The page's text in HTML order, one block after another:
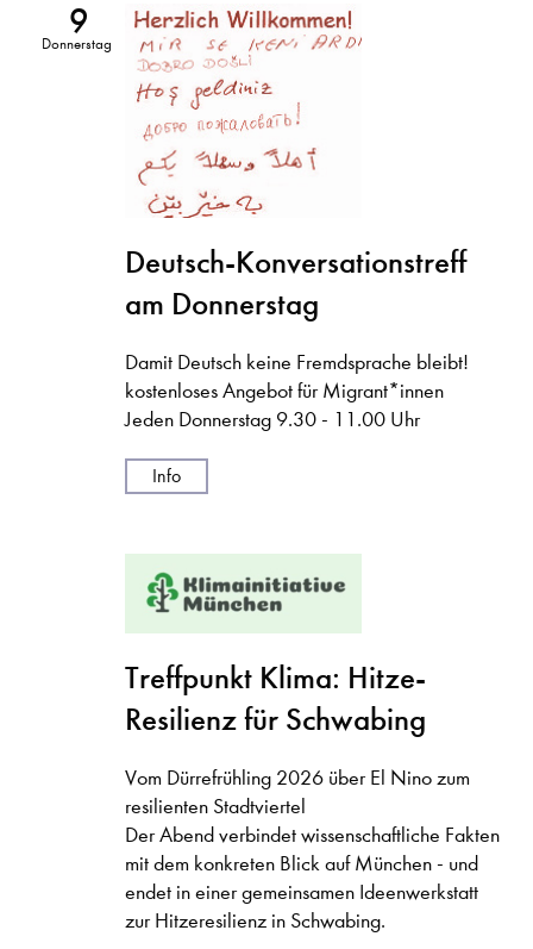
9
Donnerstag
Deutsch-Konversationstreff
am Donnerstag
Damit Deutsch keine Fremdsprache bleibt!
kostenloses Angebot für Migrant*innen
Jeden Donnerstag 9.30 - 11.00 Uhr
Info
Treffpunkt Klima: Hitze-
Resilienz für Schwabing
Vom Dürrefrühling 2026 über El Nino zum
resilienten Stadtviertel
Der Abend verbindet wissenschaftliche Fakten
mit dem konkreten Blick auf München - und
endet in einer gemeinsamen Ideenwerkstatt
zur Hitzeresilienz in Schwabing.